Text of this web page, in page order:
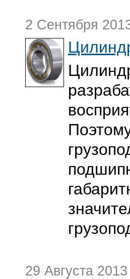
2 Сентября
29 Августа